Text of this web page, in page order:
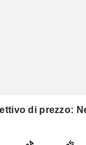
di prezzo: